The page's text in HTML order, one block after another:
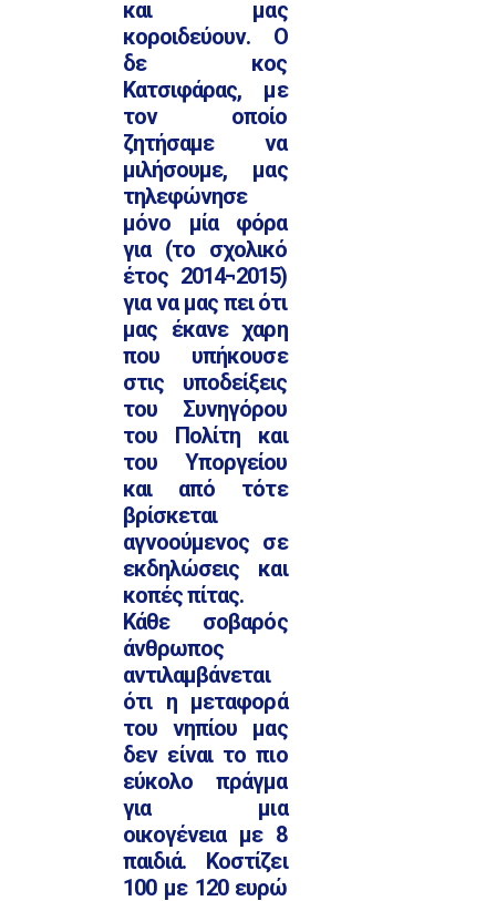
και μας
κοροιδεύουν. Ο
δε κος
Κατσιφάρας, με
τον οποίο
ζητήσαμε να
μιλήσουμε, μας
τηλεφώνησε
μόνο μία φόρα
για (το σχολικό
έτος 2014¬2015)
για να μας πει ότι
μας έκανε χαρη
που υπήκουσε
στις υποδείξεις
του Συνηγόρου
του Πολίτη και
του Υποργείου
και από τότε
βρίσκεται
αγνοούμενος σε
εκδηλώσεις και
κοπές πίτας.
Κάθε σοβαρός
άνθρωπος
αντιλαμβάνεται
ότι η μεταφορά
του νηπίου μας
δεν είναι το πιο
εύκολο πράγμα
για μια
οικογένεια με 8
παιδιά. Κοστίζει
100 με 120 ευρώ